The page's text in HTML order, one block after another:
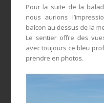
Pour la suite de la
nous aurions
balcon au dessus de la
Le sentier offre des
avec toujours ce bleu
prendre en photos.